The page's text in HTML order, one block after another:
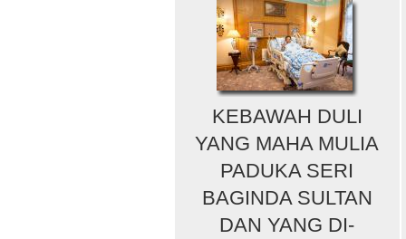
KEBAWAH DULI
YANG MAHA MULIA
PADUKA SERI
BAGINDA SULTAN
DAN YANG DI-